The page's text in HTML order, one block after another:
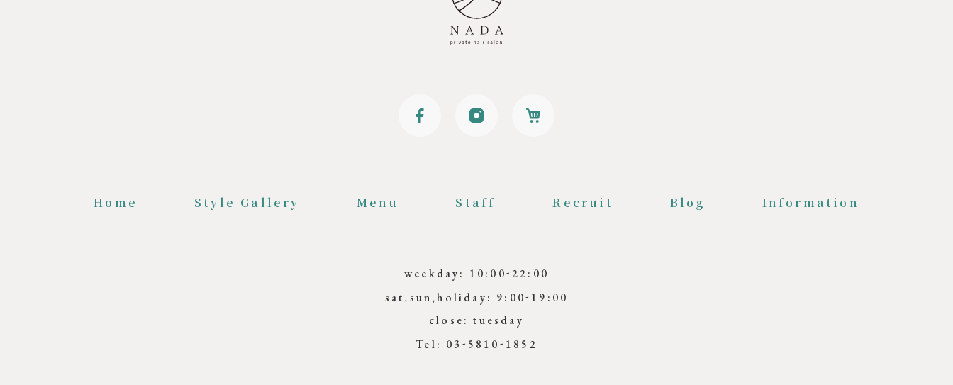
Home Style Gallery Menu Staff Recruit Blog Information
weekday: 10:00-22:00
sat,sun,holiday: 9:00- 19:00
close: tuesday
Tel: 03 - 5810- 1852